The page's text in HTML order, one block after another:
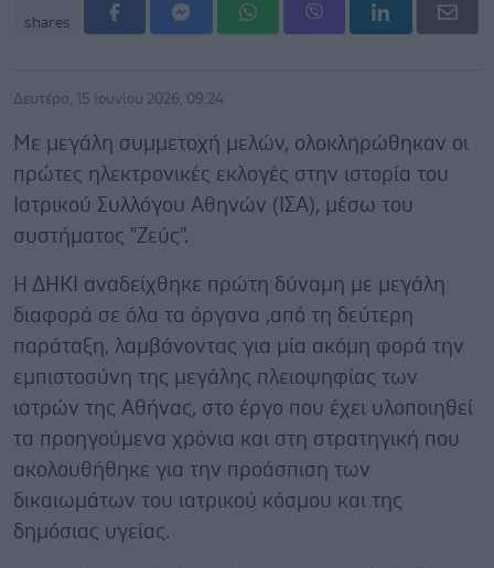
shares
Δευτέρα, 15 Ιουνίου 2026, 09:24
Με μεγάλη συμμετοχή μελών, ολοκληρώθηκαν οι
πρώτες ηλεκτρονικές εκλογές στην ιστορία του
Ιατρικού Συλλόγου Αθηνών (ΙΣΑ), μέσω του
συστήματος "Ζεύς".
Η ΔΗΚΙ αναδείχθηκε πρώτη δύναμη με μεγάλη
διαφορά σε όλα τα όργανα ,από τη δεύτερη
παράταξη, λαμβάνοντας για μία ακόμη φορά την
εμπιστοσύνη της μεγάλης πλειοψηφίας των
ιατρών της Αθήνας, στο έργο που έχει υλοποιηθεί
τα προηγούμενα χρόνια και στη στρατηγική που
ακολουθήθηκε για την προάσπιση των
δικαιωμάτων του ιατρικού κόσμου και της
δημόσιας υγείας.